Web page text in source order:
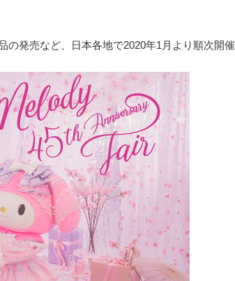
の発売など、日本各地で2020年1月より順次開催